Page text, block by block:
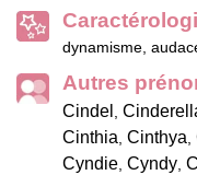
dynamisme,
Autres
Cindel ,
Cinthia, Cinthya,
Cyndie, Cyndy,